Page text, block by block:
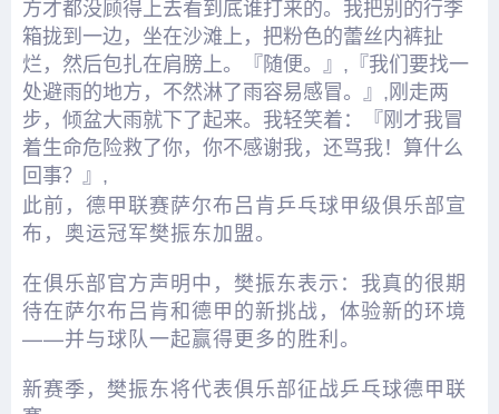
方才都没顾得上去看到底谁打来的。我把别的行李
箱拢到一边，坐在沙滩上，把粉色的蕾丝内裤扯
烂，然后包扎在肩膀上。『随便。』,『我们要找一
处避雨的地方，不然淋了雨容易感冒。』,刚走两
步，倾盆大雨就下了起来。我轻笑着：『刚才我冒
着生命危险救了你，你不感谢我，还骂我！算什么
回事？』,
此前，德甲联赛萨尔布吕肯乒乓球甲级俱乐部宣
布，奥运冠军樊振东加盟。
在俱乐部官方声明中，樊振东表示：我真的很期
待在萨尔布吕肯和德甲的新挑战，体验新的环境
——并与球队一起赢得更多的胜利。
新赛季，樊振东将代表俱乐部征战乒乓球德甲联